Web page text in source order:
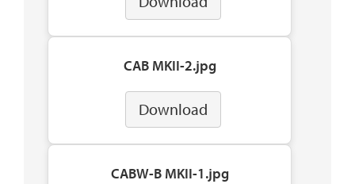
CAB MKII-2.jpg
Download
CABW-B MKII-1.jpg